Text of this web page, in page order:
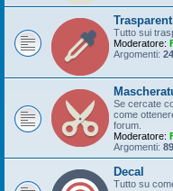
Tutto sui
Moderatore:
Argomenti:
Se cercate
come
forum.
Moderatore:
Argomenti: 89
Decal
Tutto su